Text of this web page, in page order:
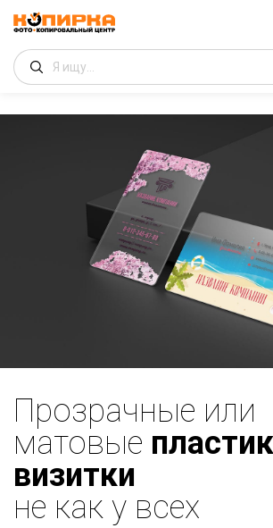
Прозрачные или
матовые
визитки
не как у всех